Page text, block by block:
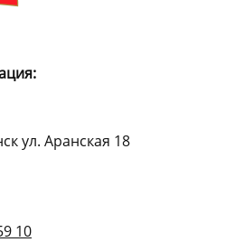
ул. Аранская 18
10